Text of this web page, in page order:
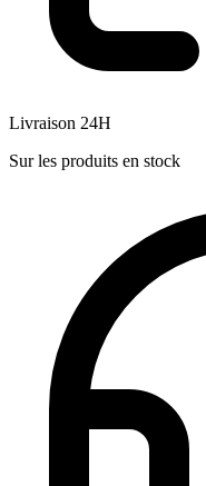
Livraison 24H
Sur les produits en stock